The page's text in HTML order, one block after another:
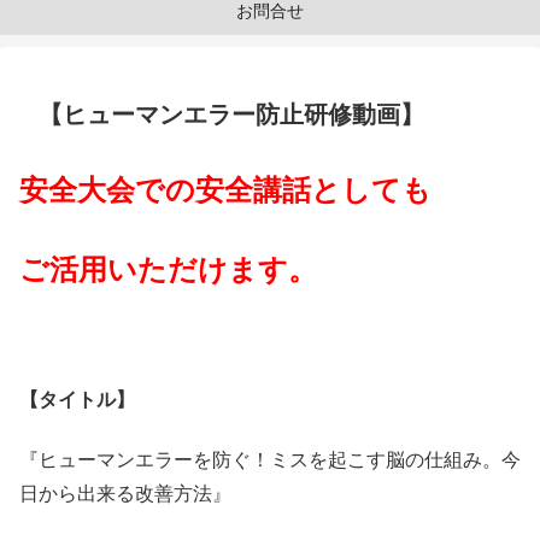
お問合せ
【ヒューマンエラー防止研修動画】
安全大会での安全講話としても
ご活用いただけます。
【タイトル】
『ヒューマンエラーを防ぐ！ミスを起こす脳の仕組み。今
日から出来る改善方法』